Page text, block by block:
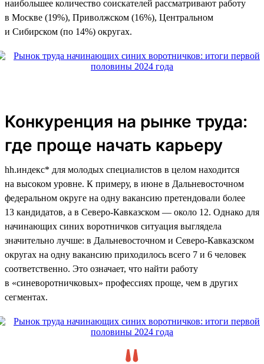
наибольшее количество соискателей рассматривают работу
в Москве (19%), Приволжском (16%), Центральном
и Сибирском (по 14%) округах.
Конкуренция на рынке труда:
где проще начать карьеру
hh.индекс* для молодых специалистов в целом находится
на высоком уровне. К примеру, в июне в Дальневосточном
федеральном округе на одну вакансию претендовали более
13 кандидатов, а в Северо-Кавказском — около 12. Однако для
начинающих синих воротничков ситуация выглядела
значительно лучше: в Дальневосточном и Северо-Кавказском
округах на одну вакансию приходилось всего 7 и 6 человек
соответственно. Это означает, что найти работу
в «синеворотничковых» профессиях проще, чем в других
сегментах.